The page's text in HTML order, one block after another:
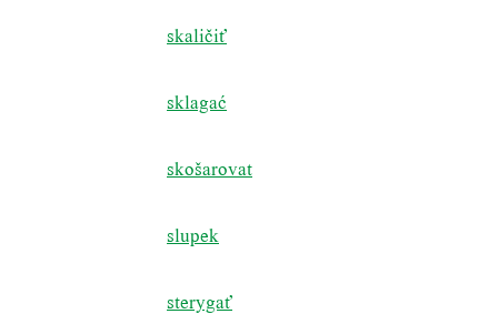
skaličiť
sklagać
skošarovat
slupek
sterygať